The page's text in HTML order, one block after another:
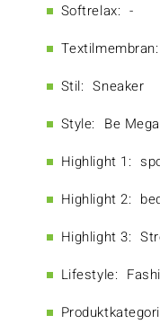
Softrelax: -
Textilmembran:
Stil: Sneaker
Style: Be Mega
Highlight 1:
Highlight 2:
Highlight 3:
Lifestyle: